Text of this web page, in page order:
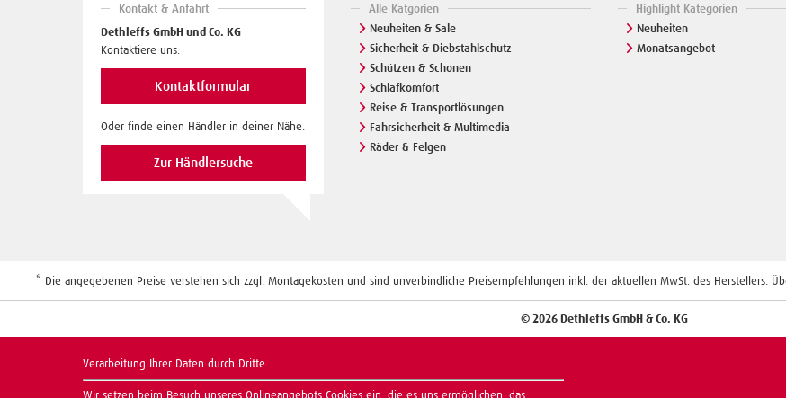
Kontakt & Anfahrt
Dethleffs GmbH und Co. KG
Kontaktiere uns.
Kontaktformular
Oder finde einen Händler in deiner Nähe.
Zur Händlersuche
Alle Katgorien
Neuheiten & Sale
Sicherheit & Diebstahlschutz
Schützen & Schonen
Schlafkomfort
Reise & Transportlösungen
Fahrsicherheit & Multimedia
Räder & Felgen
Highlight Kategorien
Neuheiten
Monatsangebot
* Die angegebenen Preise verstehen sich zzgl. Montagekosten und sind unverbindliche Preisempfehlungen inkl. der aktuellen MwSt. des Herstellers.
© 2026 Dethleffs GmbH & Co. KG
Verarbeitung Ihrer Daten durch Dritte
Wir setzen beim Besuch unseres Onlineangebots Cookies ein, die es uns ermöglichen, das